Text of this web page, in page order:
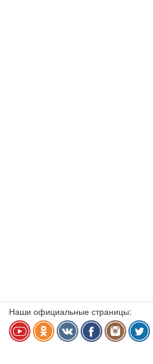
Наши официальные страницы: